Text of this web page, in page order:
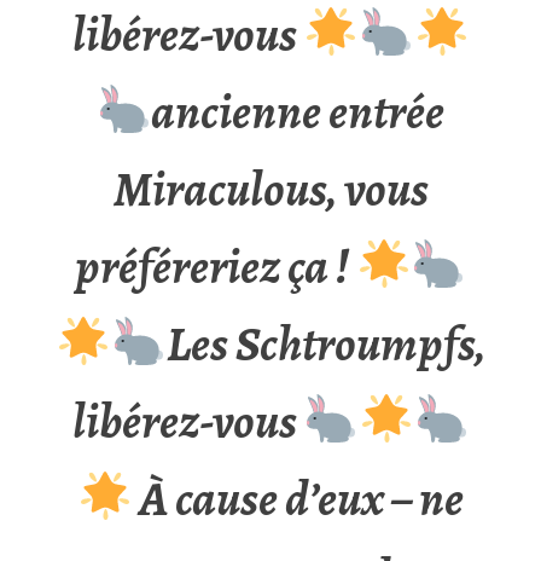
libérez-vous
ancienne entrée
Miraculous, vous
préféreriez ça !
Les Schtroumpfs,
libérez-vous
À cause d’eux – ne